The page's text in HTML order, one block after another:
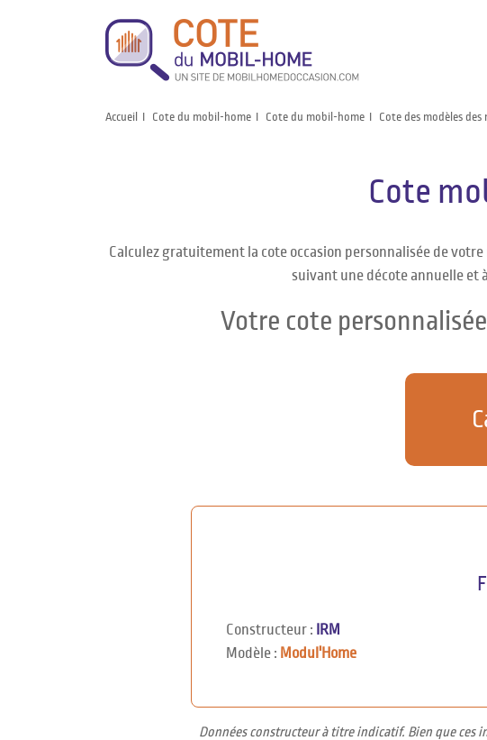
Accueil Cote du mobil-home Cote du mobil-home Cote des modèles des
Cote
Calculez gratuitement la cote occasion personnalisée de
suivant une décote annuelle et
Votre cote
Constructeur :
IRM
Modèle : Modul'Home
Données constructeur à titre indicatif. Bien que ces